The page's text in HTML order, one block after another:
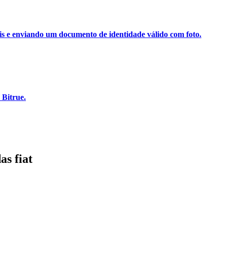
e enviando um documento de identidade válido com foto.
Bitrue.
fiat